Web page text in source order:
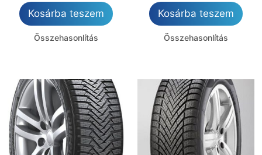
Kosárba teszem
Összehasonlítás
Kosárba teszem
Összehasonlítás